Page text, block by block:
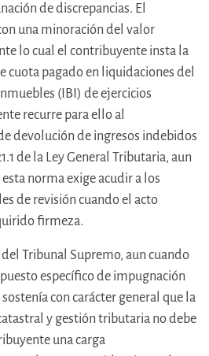
de discrepancias. El
una minoración del valor
lo cual el contribuyente insta la
cuota pagado en liquidaciones del
(IBI) de ejercicios
recurre para ello al
devolución de ingresos indebidos
de la Ley General Tributaria, aun
norma exige acudir a los
de revisión cuando el acto
firmeza.
Tribunal Supremo, aun cuando
específico de impugnación
con carácter general que la
y gestión tributaria no debe
una carga